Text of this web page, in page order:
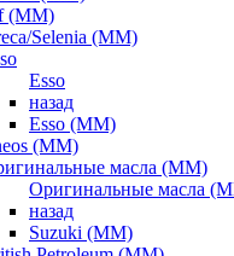
(ММ)
Selenia (ММ)
Esso
назад
Esso (ММ)
(ММ)
масла (ММ)
Оригинальные масла
назад
Suzuki (ММ)